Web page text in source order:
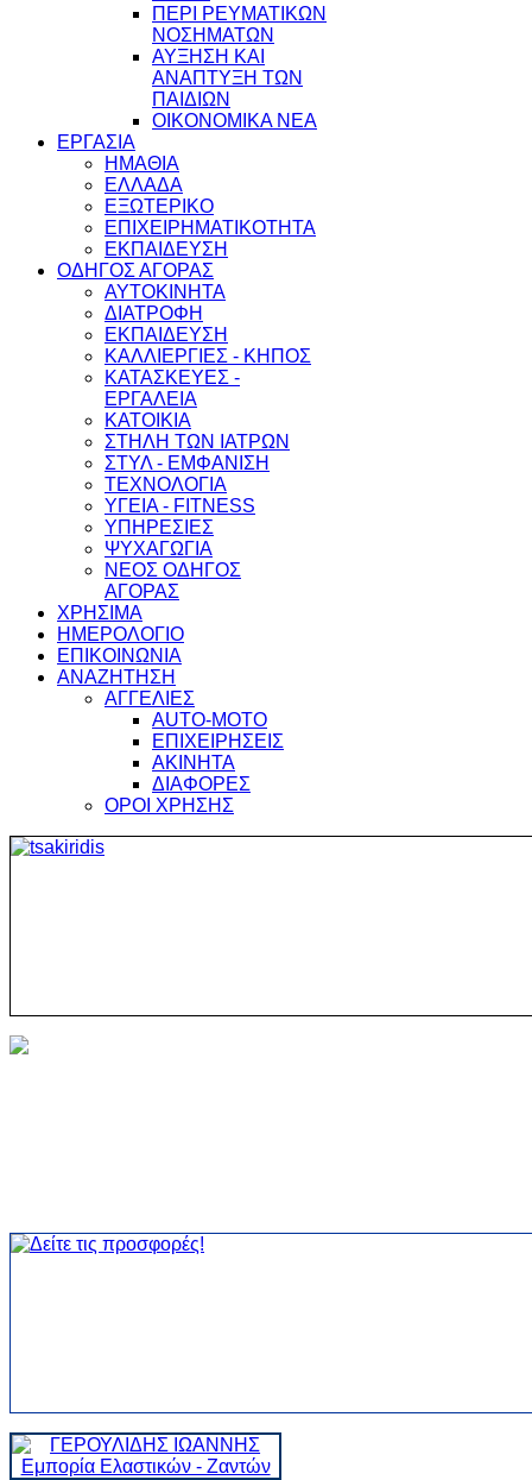
ΠΕΡΙ ΡΕΥΜΑΤΙΚΩΝ
ΝΟΣΗΜΑΤΩΝ
ΑΥΞΗΣΗ ΚΑΙ
ΑΝΑΠΤΥΞΗ ΤΩΝ
ΠΑΙΔΙΩΝ
ΟΙΚΟΝΟΜΙΚΑ ΝΕΑ
ΕΡΓΑΣΙΑ
ΗΜΑΘΙΑ
ΕΛΛΑΔΑ
ΕΞΩΤΕΡΙΚΟ
ΕΠΙΧΕΙΡΗΜΑΤΙΚΟΤΗΤΑ
ΕΚΠΑΙΔΕΥΣΗ
ΟΔΗΓΟΣ ΑΓΟΡΑΣ
ΑΥΤΟΚΙΝΗΤΑ
ΔΙΑΤΡΟΦΗ
ΕΚΠΑΙΔΕΥΣΗ
ΚΑΛΛΙΕΡΓΙΕΣ - ΚΗΠΟΣ
ΚΑΤΑΣΚΕΥΕΣ -
ΕΡΓΑΛΕΙΑ
ΚΑΤΟΙΚΙΑ
ΣΤΗΛΗ ΤΩΝ ΙΑΤΡΩΝ
ΣΤΥΛ - ΕΜΦΑΝΙΣΗ
ΤΕΧΝΟΛΟΓΙΑ
ΥΓΕΙΑ - FITNESS
ΥΠΗΡΕΣΙΕΣ
ΨΥΧΑΓΩΓΙΑ
ΝΕΟΣ ΟΔΗΓΟΣ
ΑΓΟΡΑΣ
ΧΡΗΣΙΜΑ
ΗΜΕΡΟΛΟΓΙΟ
ΕΠΙΚΟΙΝΩΝΙΑ
ΑΝΑΖΗΤΗΣΗ
ΑΓΓΕΛΙΕΣ
AUTO-MOTO
ΕΠΙΧΕΙΡΗΣΕΙΣ
ΑΚΙΝΗΤΑ
ΔΙΑΦΟΡΕΣ
ΟΡΟΙ ΧΡΗΣΗΣ